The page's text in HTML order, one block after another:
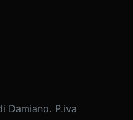
Damiano. P.iva